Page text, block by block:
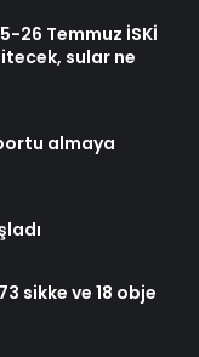
26 Temmuz İSKİ
sular ne
almaya
sikke ve 18 obje